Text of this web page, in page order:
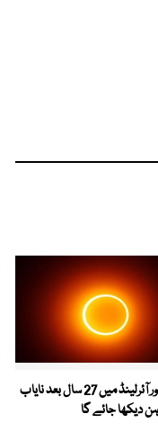
برطانیہ اور آئرلینڈ میں 27 سال بعد نایاب
دیکھا جائے گا